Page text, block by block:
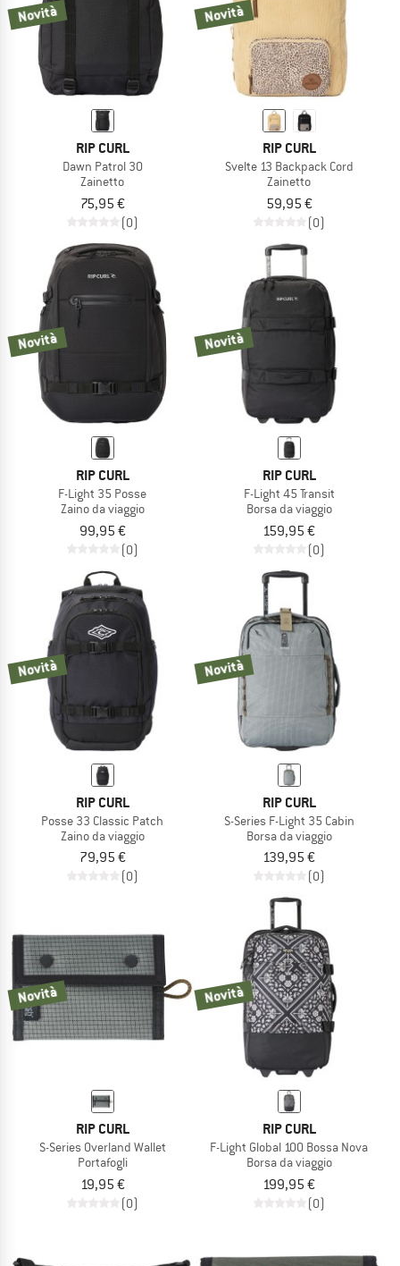
Novità
RIP CURL
Dawn Patrol 30
Zainetto
75,95 €
(0)
Novità
RIP CURL
Svelte 13 Backpack Cord
Zainetto
59,95 €
(0)
Novità
RIP CURL
F-Light 35 Posse
Zaino da viaggio
99,95 €
(0)
Novità
RIP CURL
F-Light 45 Transit
Borsa da viaggio
159,95 €
(0)
Novità
RIP CURL
Posse 33 Classic Patch
Zaino da viaggio
79,95 €
(0)
Novità
RIP CURL
S-Series F-Light 35 Cabin
Borsa da viaggio
139,95 €
(0)
Novità
RIP CURL
S-Series Overland Wallet
Portafogli
19,95 €
(0)
Novità
RIP CURL
F-Light Global 100 Bossa Nova
Borsa da viaggio
199,95 €
(0)